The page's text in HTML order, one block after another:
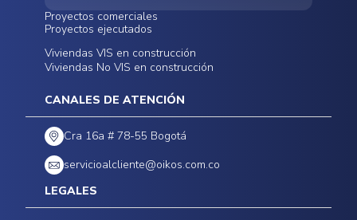
Proyectos comerciales
Funza
Infinitum Zentral
Bodegas - ALMAX
Centro Comercial
Proyectos ejecutados
Conoce nuestros
proyectos ejecutados
Viviendas VIS en construcción
Viviendas No VIS en construcción
CANALES DE ATENCIÓN
Cra 16a # 78-55 Bogotá
servicioalcliente@oikos.com.co
LEGALES